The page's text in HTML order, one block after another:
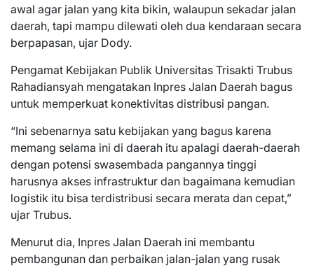
awal agar jalan yang kita bikin, walaupun sekadar jalan
daerah, tapi mampu dilewati oleh dua kendaraan secara
berpapasan, ujar Dody.
Pengamat Kebijakan Publik Universitas Trisakti Trubus
Rahadiansyah mengatakan Inpres Jalan Daerah bagus
untuk memperkuat konektivitas distribusi pangan.
“Ini sebenarnya satu kebijakan yang bagus karena
memang selama ini di daerah itu apalagi daerah-daerah
dengan potensi swasembada pangannya tinggi
harusnya akses infrastruktur dan bagaimana kemudian
logistik itu bisa terdistribusi secara merata dan cepat,”
ujar Trubus.
Menurut dia, Inpres Jalan Daerah ini membantu
pembangunan dan perbaikan jalan-jalan yang rusak